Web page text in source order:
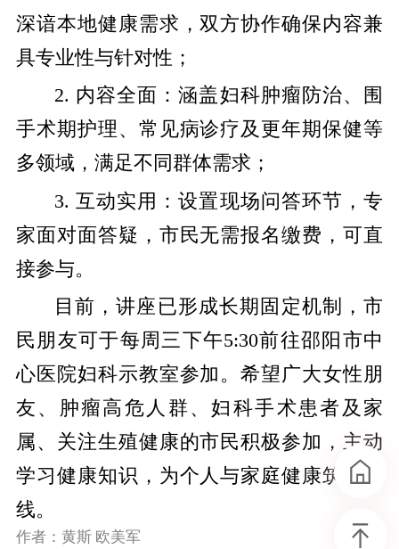
深谙本地健康需求，双方协作确保内容兼
具专业性与针对性；
2. 内容全面：涵盖妇科肿瘤防治、围
手术期护理、常见病诊疗及更年期保健等
多领域，满足不同群体需求；
3. 互动实用：设置现场问答环节，专
家面对面答疑，市民无需报名缴费，可直
接参与。
目前，讲座已形成长期固定机制，市
民朋友可于每周三下午5:30前往邵阳市中
心医院妇科示教室参加。希望广大女性朋
友、肿瘤高危人群、妇科手术患者及家
属、关注生殖健康的市民积极参加，主动
学习健康知识，为个人与家庭健康筑牢防
线。
作者：黄斯 欧美军